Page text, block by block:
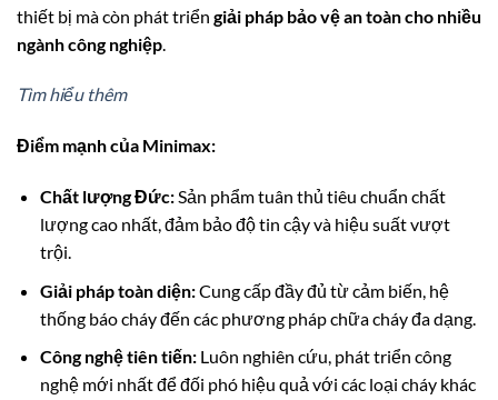
thiết bị mà còn phát triển giải pháp bảo vệ an toàn cho nhiều
ngành công nghiệp
Tìm hiểu thêm
Điểm mạnh của Minimax:
Chất lượng Đức:Sản phẩm tuân thủ tiêu chuẩn chất
lượng cao nhất, đảm bảo độ tin cậy và hiệu suất vượt
trội.
Giải pháp toàn diện:Cung cấp đầy đủ từ cảm biến, hệ
thống báo cháy đến các phương pháp chữa cháy đa dạng.
Công nghệ tiên tiến:Luôn nghiên cứu, phát triển công
nghệ mới nhất để đối phó hiệu quả với các loại cháy khác